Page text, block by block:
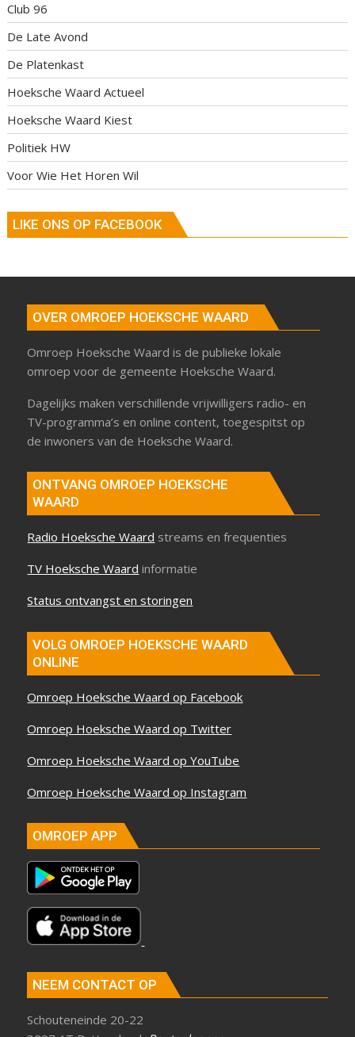
Club 96
De Late Avond
De Platenkast
Hoeksche Waard Actueel
Hoeksche Waard Kiest
Politiek HW
Voor Wie Het Horen Wil
LIKE ONS OP FACEBOOK
OVER OMROEP HOEKSCHE WAARD
Omroep Hoeksche Waard is de publieke lokale
omroep voor de gemeente Hoeksche Waard.
Dagelijks maken verschillende vrijwilligers radio- en
TV-programma’s en online content, toegespitst op
de inwoners van de Hoeksche Waard.
ONTVANG OMROEP HOEKSCHE
WAARD
Radio Hoeksche Waard streams en frequenties
TV Hoeksche Waard informatie
Status ontvangst en storingen
VOLG OMROEP HOEKSCHE WAARD
ONLINE
Omroep Hoeksche Waard op Facebook
Omroep Hoeksche Waard op Twitter
Omroep Hoeksche Waard op YouTube
Omroep Hoeksche Waard op Instagram
OMROEP APP
NEEM CONTACT OP
Schouteneinde 20-22